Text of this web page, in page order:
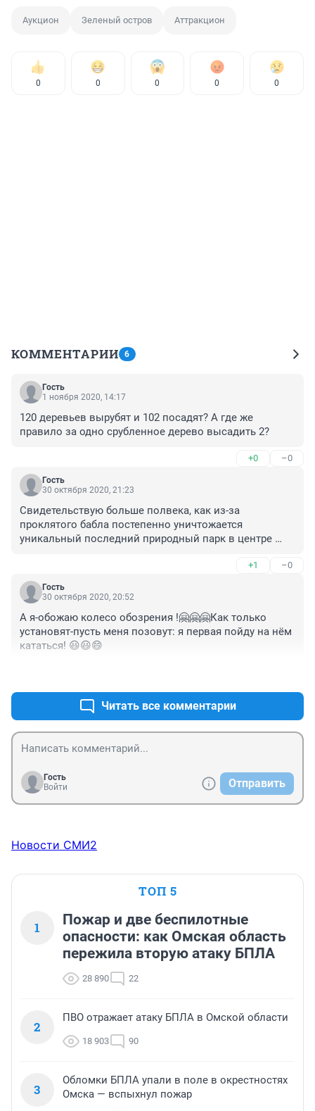
Аукцион Зеленый остров Аттракцион
0 0 0 0 0
КОММЕНТАРИИ 6
Гость
1 ноября 2020, 14:17
120 деревьев вырубят и 102 посадят? А где же
правило за одно срубленное дерево высадить 2?
+0 –0
Гость
30 октября 2020, 21:23
Свидетельствую больше полвека, как из-за
проклятого бабла постепенно уничтожается
уникальный последний природный парк в центре
+1 –0
Гость
30 октября 2020, 20:52
А я-обожаю колесо обозрения !🤗🤗🤗Как только
установят-пусть меня позовут: я первая пойду на нём
кататься! 😃😃😄
Читать все комментарии
Гость
Войти
Отправить
Новости СМИ2
ТОП 5
1
Пожар и две беспилотные
опасности: как Омская область
пережила вторую атаку БПЛА
28 890 22
2
ПВО отражает атаку БПЛА в Омской области
18 903 90
3
Обломки БПЛА упали в поле в окрестностях
Омска — вспыхнул пожар